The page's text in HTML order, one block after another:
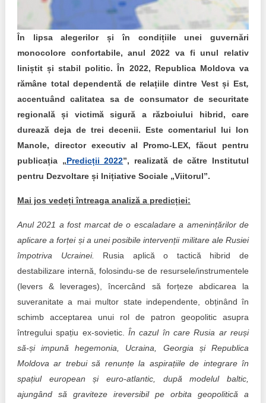
15 minute de realism economic
Trend Hunter
Buletin EU-STRAT
Aplică la BUNELE PRACTICI
Transparența întreprinderilor de stat
Cele mai bune și cele mai proaste politici locale din
Moldova
publice-cheie din Moldova
Achiziții publice
Achizițiile publice în vizorul societății civile
În lipsa alegerilor și în condițiile unei guvernări
monocolore confortabile, anul 2022 va fi unul relativ
liniștit și stabil politic. În 2022, Republica Moldova va
rămâne total dependentă de relațiile dintre Vest și Est,
accentuând calitatea sa de consumator de securitate
regională și victimă sigură a războiului hibrid, care
durează deja de trei decenii. Este comentariul lui Ion
Manole, director executiv al Promo-LEX, făcut pentru
publicația „Predicții 2022”, realizată de către Institutul
pentru Dezvoltare și Inițiative Sociale „Viitorul”.
Mai jos vedeți întreaga analiză a predicției:
Anul 2021 a fost marcat de o escaladare a amenințărilor de
aplicare a forței și a unei posibile intervenții militare ale Rusiei
împotriva Ucrainei.
Rusia aplică o tactică hibrid de
destabilizare internă, folosindu-se de resursele/instrumentele
(levers & leverages), încercând să forțeze abdicarea la
suveranitate a mai multor state independente, obținând în
schimb acceptarea unui rol de patron geopolitic asupra
întregului spațiu ex-sovietic. În cazul în care Rusia ar reuși
să-și impună hegemonia, Ucraina, Georgia și Republica
Moldova ar trebui să renunțe la aspirațiile de integrare în
spațiul european și euro-atlantic, după modelul baltic,
ajungând să graviteze ireversibil pe orbita geopolitică a